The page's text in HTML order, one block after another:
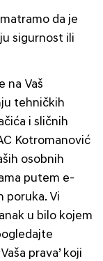
da je
sigurnost ili
na Vaš
tehničkih
i sličnih
Kotromanović
osobnih
putem e-
poruka. Vi
u bilo kojem
prava’ koji